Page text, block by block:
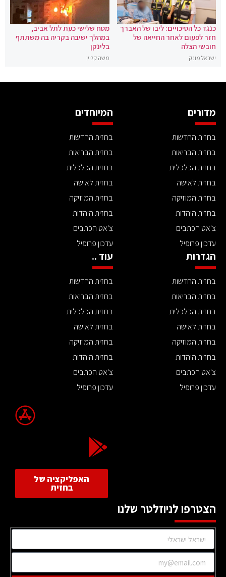
כנגד כל הסיכויים: ליבו של האברך
חזר לפעום לאחר החייאה של
חובשי הצלה
ישראל מונק
מטח שלישי כעת לתל אביב,
במהלך ישיבה בקריה בה משתתף
בלינקן
משה קליין
מדורים
בחזית החדשות
בחזית הבריאות
בחזית הכלכלית
בחזית לאישה
בחזית המוזיקה
בחזית היהדות
צ'אט הכתבים
עדכון פרופיל
המיוחדים
בחזית החדשות
בחזית הבריאות
בחזית הכלכלית
בחזית לאישה
בחזית המוזיקה
בחזית היהדות
צ'אט הכתבים
עדכון פרופיל
הגדרות
בחזית החדשות
בחזית הבריאות
בחזית הכלכלית
בחזית לאישה
בחזית המוזיקה
בחזית היהדות
צ'אט הכתבים
עדכון פרופיל
עוד ..
בחזית החדשות
בחזית הבריאות
בחזית הכלכלית
בחזית לאישה
בחזית המוזיקה
בחזית היהדות
צ'אט הכתבים
עדכון פרופיל
האפליקציה של
בחזית
הצטרפו לניוזלטר שלנו